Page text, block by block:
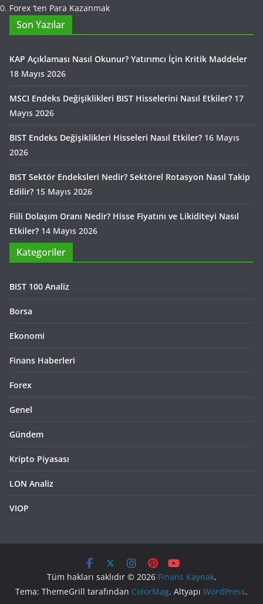
Forex ‘ten Para Kazanmak
Son Yazılar
KAP Açıklaması Nasıl Okunur? Yatırımcı İçin Kritik Maddeler
18 Mayıs 2026
MSCI Endeks Değişiklikleri BIST Hisselerini Nasıl Etkiler? 17
Mayıs 2026
BIST Endeks Değişiklikleri Hisseleri Nasıl Etkiler? 16 Mayıs
2026
BIST Sektör Endeksleri Nedir? Sektörel Rotasyon Nasıl Takip
Edilir? 15 Mayıs 2026
Fiili Dolaşım Oranı Nedir? Hisse Fiyatını ve Likiditeyi Nasıl
Etkiler? 14 Mayıs 2026
Kategoriler
BIST 100 Analiz
Borsa
Ekonomi
Finans Haberleri
Forex
Genel
Gündem
Kripto Piyasası
LON Analiz
VIOP
Tüm hakları saklıdır © 2026 Finans Kaynak.
Tema: ThemeGrill tarafından ColorMag. Altyapı WordPress.